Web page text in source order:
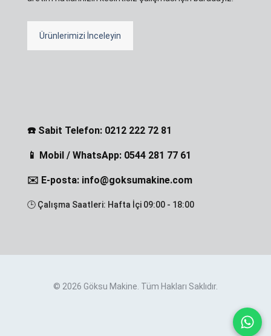
Ürünlerimizi İnceleyin
☎️ Sabit Telefon: 0212 222 72 81
📱 Mobil / WhatsApp: 0544 281 77 61
✉️ E-posta: info@goksumakine.com
🕒 Çalışma Saatleri: Hafta İçi 09:00 - 18:00